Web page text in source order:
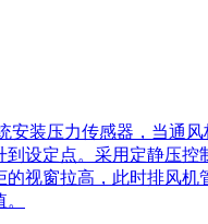
装压力传感器，当通
设定点。采用定静压
视窗拉高，此时排风机